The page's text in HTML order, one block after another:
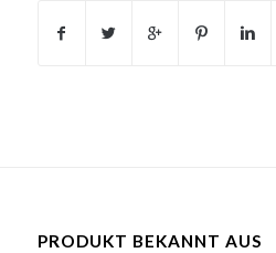
PRODUKT BEKANNT AUS